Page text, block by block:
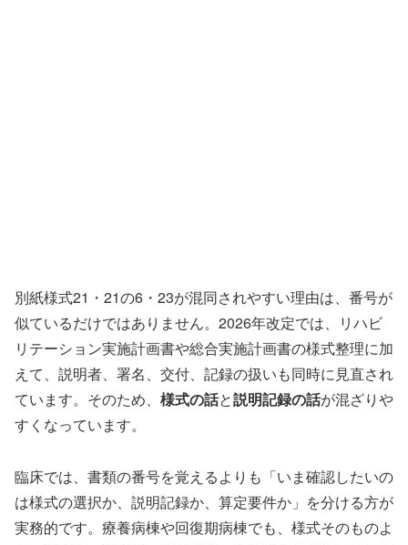
別紙様式21・21の6・23が混同されやすい理由は、番号が
似ているだけではありません。2026年改定では、リハビ
リテーション実施計画書や総合実施計画書の様式整理に加
えて、説明者、署名、交付、記録の扱いも同時に見直され
ています。そのため、 様式の話と説明記録の話が混ざりや
すくなっています。
臨床では、書類の番号を覚えるよりも「いま確認したいの
は様式の選択か、説明記録か、算定要件か」を分ける方が
実務的です。療養病棟や回復期病棟でも、様式そのものよ